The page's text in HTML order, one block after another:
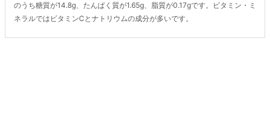
のうち糖質が14.8g、たんぱく質が1.65g、脂質が0.17gです。ビタミン・ミ
ネラルではビタミンCとナトリウムの成分が多いです。